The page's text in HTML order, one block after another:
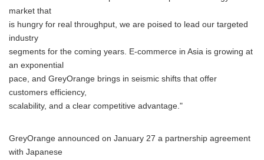
market that
is hungry for real throughput, we are poised to lead our targeted
industry
segments for the coming years. E-commerce in Asia is growing at
an exponential
pace, and GreyOrange brings in seismic shifts that offer
customers efficiency,
scalability, and a clear competitive advantage."
GreyOrange announced on January 27 a partnership agreement
with Japanese